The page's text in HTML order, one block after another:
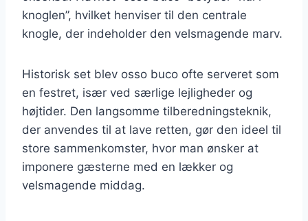
knoglen”, hvilket henviser til den centrale
knogle, der indeholder den velsmagende marv.
Historisk set blev osso buco ofte serveret som
en festret, især ved særlige lejligheder og
højtider. Den langsomme tilberedningsteknik,
der anvendes til at lave retten, gør den ideel til
store sammenkomster, hvor man ønsker at
imponere gæsterne med en lækker og
velsmagende middag.